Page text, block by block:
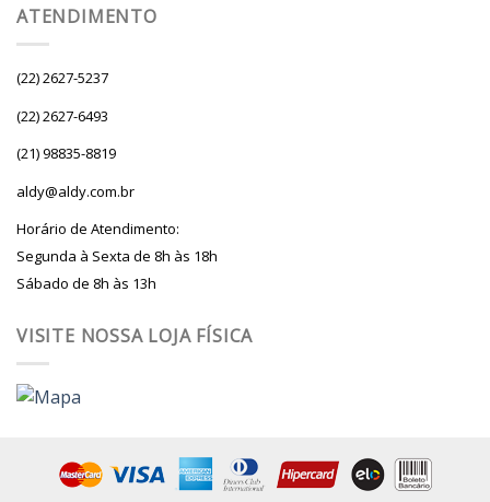
ATENDIMENTO
(22) 2627-5237
(22) 2627-6493
(21) 98835-8819
aldy@aldy.com.br
Horário de Atendimento:
Segunda à Sexta de 8h às 18h
Sábado de 8h às 13h
VISITE NOSSA LOJA FÍSICA